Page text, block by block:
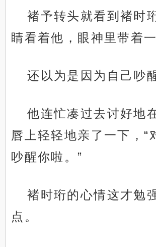
褚予转头就看到褚时
睛看着他，眼神里带着
还以为是因为自己吵
他连忙凑过去讨好地
唇上轻轻地亲了一下，“
吵醒你啦。”
褚时珩的心情这才勉
点。